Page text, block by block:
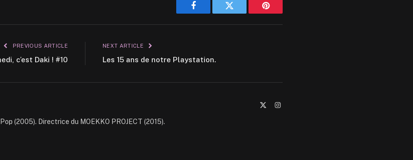
Facebook Twitter Pinterest
PREVIOUS ARTICLE
c’est Daki ! #10
NEXT ARTICLE
Les 15 ans de notre Playstation.
Instagram
(2005). Directrice du MOEKKO PROJECT (2015).